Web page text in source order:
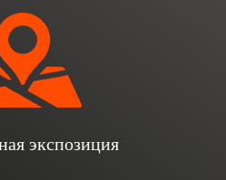
экспозиция